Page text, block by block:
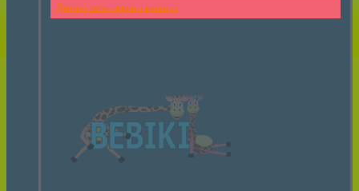
Дитячі комплекси з канатів